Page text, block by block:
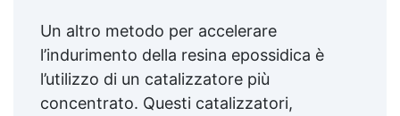
Un altro metodo per accelerare
l’indurimento della resina epossidica è
l’utilizzo di un catalizzatore più
concentrato. Questi catalizzatori,